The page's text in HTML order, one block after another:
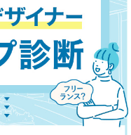
学科を出て、一度カメ
厳しいところで、若い
きつくて辞めてしまっ